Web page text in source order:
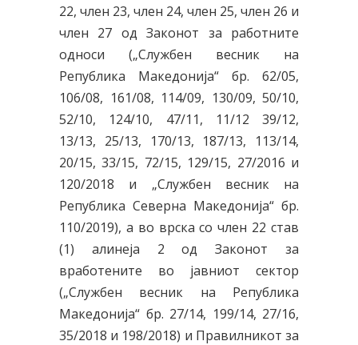
22, член 23, член 24, член 25, член 26 и
член 27 од Законот за работните
односи („Службен весник на
Република Македонија“ бр. 62/05,
106/08, 161/08, 114/09, 130/09, 50/10,
52/10, 124/10, 47/11, 11/12 39/12,
13/13, 25/13, 170/13, 187/13, 113/14,
20/15, 33/15, 72/15, 129/15, 27/2016 и
120/2018 и „Службен весник на
Република Северна Македонија“ бр.
110/2019), a во врска со член 22 став
(1) алинеја 2 од Законот за
вработените во јавниот сектор
(„Службен весник на Република
Македонија“ бр. 27/14, 199/14, 27/16,
35/2018 и 198/2018) и Правилникот за